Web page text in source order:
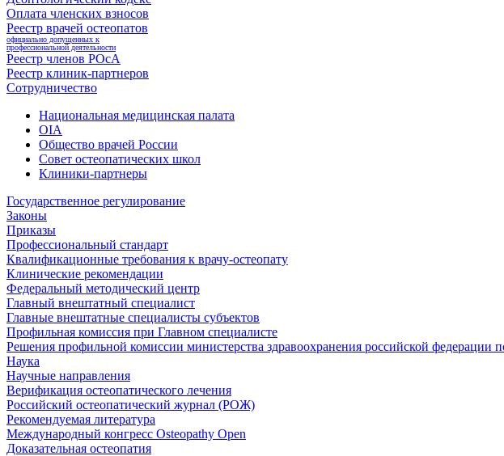
Оплата членских взносов
Реестр врачей остеопатов
официально допущенных к
профессиональной деятельности
Реестр членов РОсА
Реестр клиник-партнеров
Сотрудничество
Национальная медицинская палата
OIA
Общество врачей России
Совет остеопатических школ
Клиники-партнеры
Государственное регулирование
Законы
Приказы
Профессиональный стандарт
Квалификационные требования к врачу-остеопату
Клинические рекомендации
Федеральный методический центр
Главный внештатный специалист
Главные внештатные специалисты субъектов
Профильная комиссия при Главном специалисте
Решения профильной комиссии министерства здравоохранения российской федерации
Наука
Научные направления
Верификация остеопатического лечения
Российский остеопатический журнал (РОЖ)
Рекомендуемая литература
Международный конгресс Osteopathy Open
Доказательная остеопатия